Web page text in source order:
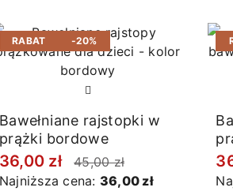
RABAT -20%
Bawełniane rajstopki w
prążki bordowe
36,00 zł
45,00 zł
Najniższa cena: 36,00 zł